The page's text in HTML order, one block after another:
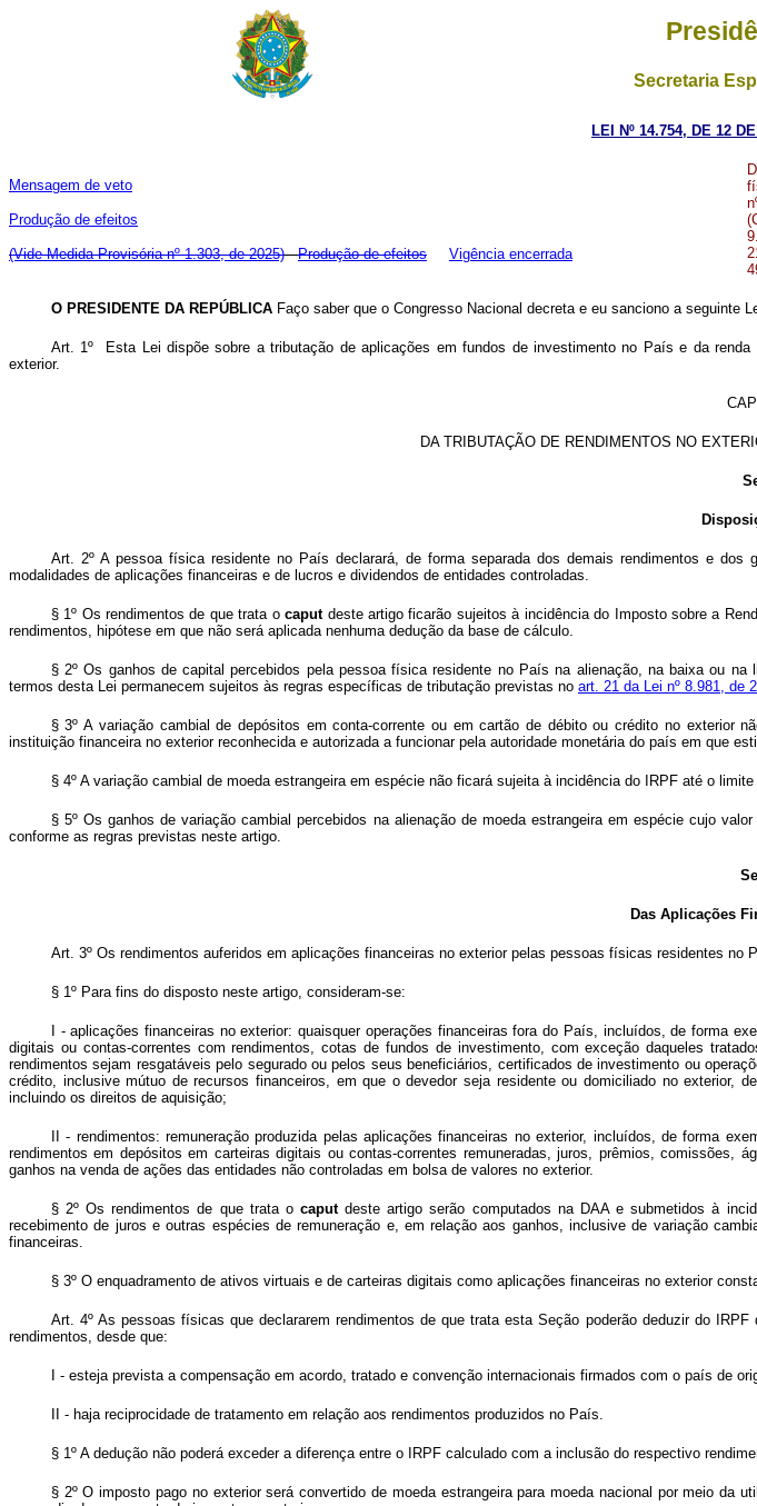
Secretaria
LEI Nº 14.754, DE 12
Mensagem de veto
Produção de efeitos
(Vide Medida Provisória nº 1.303, de 2025) Produção de efeitos Vigência encerrada
O PRESIDENTE DA REPÚBLICAFaço saber que o Congresso Nacional decreta e eu sanciono a seguinte
Art. 1º Esta Lei dispõe sobre a tributação de aplicações em fundos de investimento no País e da
exterior.
DA TRIBUTAÇÃO DE RENDIMENTOS NO
Art. 2º A pessoa física residente no País declarará, de forma separada dos demais rendimentos e
modalidades de aplicações financeiras e de lucros e dividendos de entidades controladas.
§ 1º Os rendimentos de que trata ocaputdeste artigo ficarão sujeitos à incidência do Imposto sobre a
rendimentos, hipótese em que não será aplicada nenhuma dedução da base de cálculo.
§ 2º Os ganhos de capital percebidos pela pessoa física residente no País na alienação, na baixa ou
termos desta Lei permanecem sujeitos às regras específicas de tributação previstas no art. 21 da Lei nº 8.981, de
§ 3º A variação cambial de depósitos em conta-corrente ou em cartão de débito ou crédito no exterior
instituição financeira no exterior reconhecida e autorizada a funcionar pela autoridade monetária do país em que
§ 4º A variação cambial de moeda estrangeira em espécie não ficará sujeita à incidência do IRPF até o
§ 5º Os ganhos de variação cambial percebidos na alienação de moeda estrangeira em espécie cujo
conforme as regras previstas neste artigo.
Das Aplicações
Art. 3º Os rendimentos auferidos em aplicações financeiras no exterior pelas pessoas físicas residentes no
§ 1º Para fins do disposto neste artigo, consideram-se:
I - aplicações financeiras no exterior: quaisquer operações financeiras fora do País, incluídos, de forma
digitais ou contas-correntes com rendimentos, cotas de fundos de investimento, com exceção daqueles
rendimentos sejam resgatáveis pelo segurado ou pelos seus beneficiários, certificados de investimento ou
crédito, inclusive mútuo de recursos financeiros, em que o devedor seja residente ou domiciliado no exterior,
incluindo os direitos de aquisição;
II - rendimentos: remuneração produzida pelas aplicações financeiras no exterior, incluídos, de forma
rendimentos em depósitos em carteiras digitais ou contas-correntes remuneradas, juros, prêmios,
ganhos na venda de ações das entidades não controladas em bolsa de valores no exterior.
§ 2º Os rendimentos de que trata ocaputdeste artigo serão computados na DAA e submetidos à
recebimento de juros e outras espécies de remuneração e, em relação aos ganhos, inclusive de variação
financeiras.
§ 3º O enquadramento de ativos virtuais e de carteiras digitais como aplicações financeiras no exterior
Art. 4º As pessoas físicas que declararem rendimentos de que trata esta Seção poderão deduzir do
rendimentos, desde que:
I - esteja prevista a compensação em acordo, tratado e convenção internacionais firmados com o país de
II - haja reciprocidade de tratamento em relação aos rendimentos produzidos no País.
§ 1º A dedução não poderá exceder a diferença entre o IRPF calculado com a inclusão do respectivo
§ 2º O imposto pago no exterior será convertido de moeda estrangeira para moeda nacional por meio da